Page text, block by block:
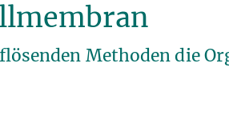
Methoden die